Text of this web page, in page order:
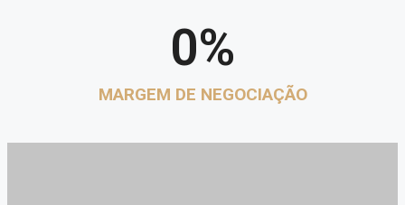
MARGEM DE NEGOCIAÇÃO
0%